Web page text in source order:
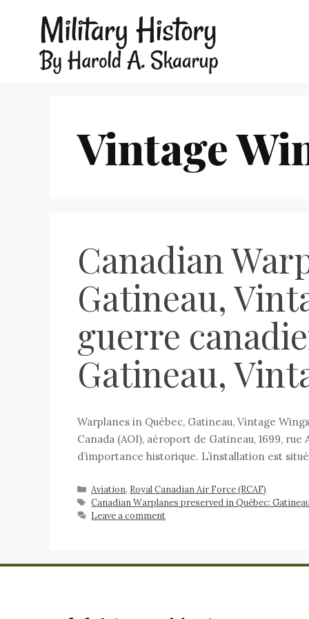
Vintage
Canadian
Gatineau,
guerre
Gatineau,
Warplanes in Québec, Gatineau, Vintage
Canada (AOI), aéroport de Gatineau, 1699,
d’importance historique. L’installation est
Aviation, Royal Canadian Air Force (RCAF)
Canadian Warplanes preserved in Québec:
Leave a comment